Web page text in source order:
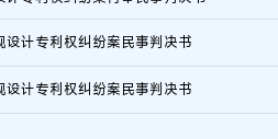
计专利权纠纷案民事判决书
计专利权纠纷案民事判决书